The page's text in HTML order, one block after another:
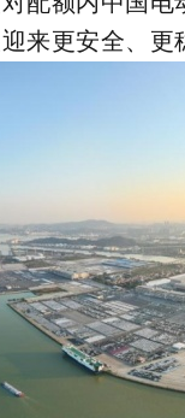
来更安全、更